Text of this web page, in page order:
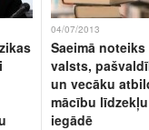
04/07/2013
Saeimā noteiks
valsts,
un vecāku
mācību līdzekļu
iegādē